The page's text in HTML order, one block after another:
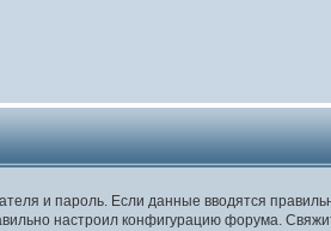
и пароль. Если данные вводятся
настроил конфигурацию форума.